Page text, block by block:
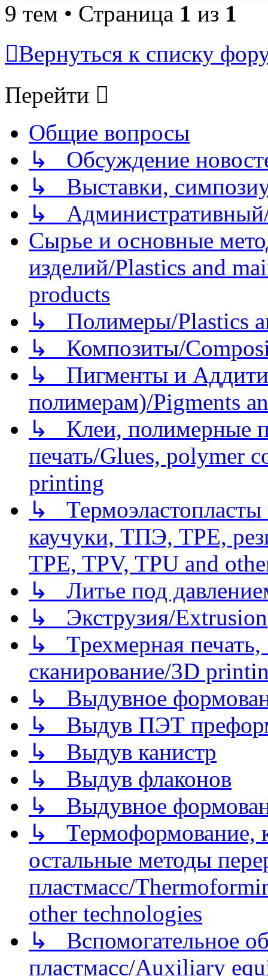
9 тем • Страница 1 из 1
Вернуться к списку
Перейти
Общие вопросы
↳ Обсуждение
↳ Выставки,
↳
Сырье и основные
изделий/Plastics and
products
↳ Полимеры/Plastics
↳ Композиты/
↳ Пигменты и
полимерам)/Pigments
↳ Клеи, полимерные
печать/Glues, polymer
printing
↳
каучуки, ТПЭ, TPE,
TPE, TPV, TPU and
↳ Литье под
↳ Экструзия/Extrusion
↳ Трехмерная
сканирование/3D
↳ Выдувное
↳ Выдув ПЭТ
↳ Выдув канистр
↳ Выдув флаконов
↳ Выдувное
↳ Термоформование,
остальные методы
пластмасс/
other technologies
↳ Вспомогательное
пластмасс/Auxiliary